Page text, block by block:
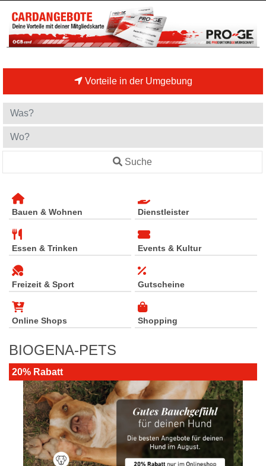
Vorteile in der Umgebung
Suche
Bauen & Wohnen Dienstleister
Essen & Trinken Events & Kultur
Freizeit & Sport Gutscheine
Online Shops Shopping
BIOGENA-PETS
20% Rabatt